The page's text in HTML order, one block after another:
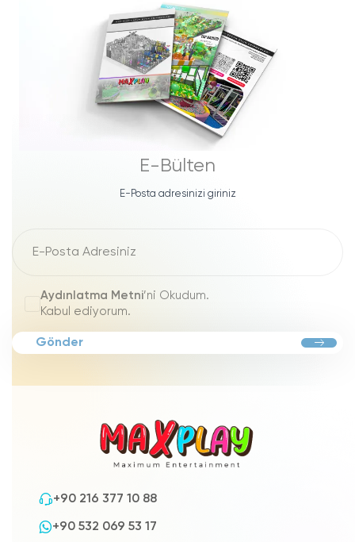
+90 216 377 10 88
+90 532 069 53 17
E-Bülten
E-Posta adresinizi giriniz
Aydınlatma Metni’ni Okudum.
Kabul ediyorum.
Gönder